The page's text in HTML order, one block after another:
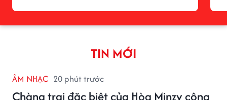
TIN MỚI
ÂM NHẠC 20 phút trước
Chàng trai đặc biệt của Hòa Minzy công